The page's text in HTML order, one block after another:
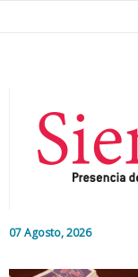
07 Agosto, 2026